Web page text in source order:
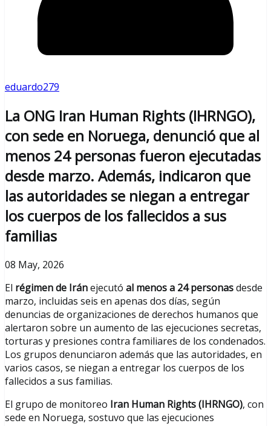
eduardo279
La ONG Iran Human Rights (IHRNGO),
con sede en Noruega, denunció que al
menos 24 personas fueron ejecutadas
desde marzo. Además, indicaron que
las autoridades se niegan a entregar
los cuerpos de los fallecidos a sus
familias
08 May, 2026
El régimen de Iránejecutó al menos a 24 personasdesde
marzo, incluidas seis en apenas dos días, según
denuncias de organizaciones de derechos humanos que
alertaron sobre un aumento de las ejecuciones secretas,
torturas y presiones contra familiares de los condenados.
Los grupos denunciaron además que las autoridades, en
varios casos, se niegan a entregar los cuerpos de los
fallecidos a sus familias.
El grupo de monitoreo Iran Human Rights (IHRNGO), con
sede en Noruega, sostuvo que las ejecuciones